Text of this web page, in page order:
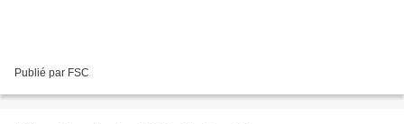
Publié par FSC